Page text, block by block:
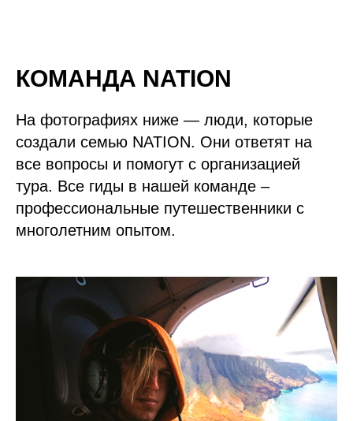
КОМАНДА NATION
На фотографиях ниже — люди, которые
создали семью NATION. Они ответят на
все вопросы и помогут с организацией
тура. Все гиды в нашей команде –
профессиональные путешественники с
многолетним опытом.